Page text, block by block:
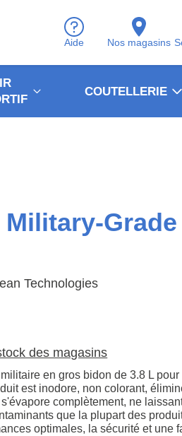
Aide Nos magasins
COUTELLERIE
Grade
Technologies
des magasins
en gros bidon de 3.8 L pour
est inodore, non colorant,
s'évapore complètement, ne
que la plupart des
optimales, la sécurité et une